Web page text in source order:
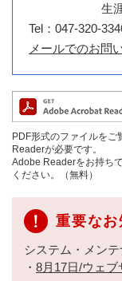
生
Tel：047-320-
メールでのお問
PDF形式のファイルを
Readerが必要です。
Adobe Readerをお持ち
ください。（無料）
重要なお
システム・メン
・ 8月17日/ウェブ